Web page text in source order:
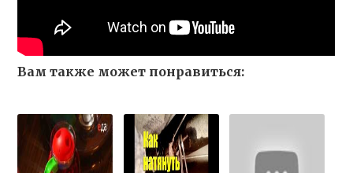
Вам также может понравиться: